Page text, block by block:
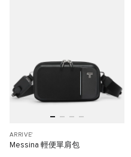
ARRIVE'
Messina 輕便單肩包